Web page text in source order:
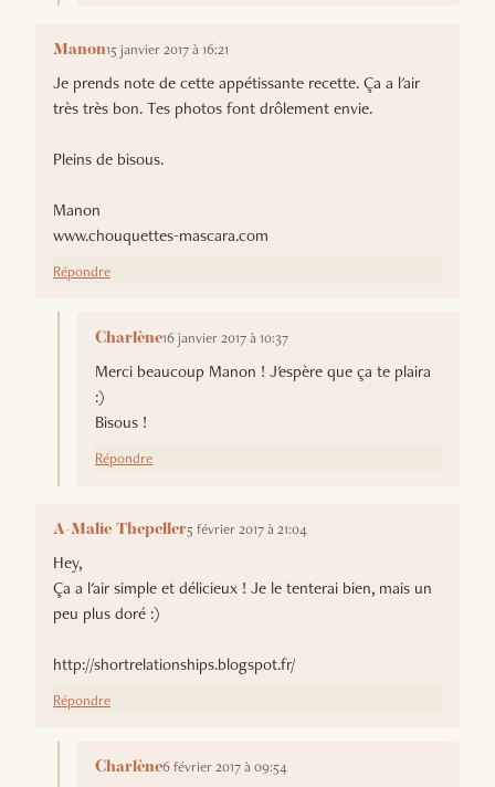
Manon15 janvier 2017 à 16:21
Je prends note de cette appétissante recette. Ça a l'air
très très bon. Tes photos font drôlement envie.
Pleins de bisous.
Manon
www.chouquettes-mascara.com
Répondre
Charlène16 janvier 2017 à 10:37
Merci beaucoup Manon ! J'espère que ça te plaira
:)
Bisous !
Répondre
A-Malie Thepeller5 février 2017 à 21:04
Hey,
Ça a l'air simple et délicieux ! Je le tenterai bien, mais un
peu plus doré :)
http://shortrelationships.blogspot.fr/
Répondre
Charlène6 février 2017 à 09:54